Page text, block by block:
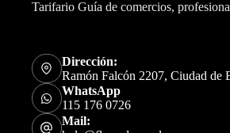
Tarifario Guía de comercios,
Dirección:
Ramón Falcón 2207, Ciudad de
WhatsApp
115 176 0726
Mail: